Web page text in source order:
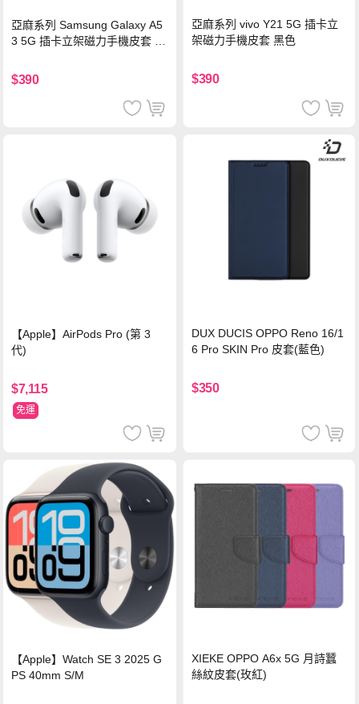
亞麻系列 Samsung Galaxy A5
3 5G 插卡立架磁力手機皮套 藍
$390
亞麻系列 vivo Y21 5G 插卡立
架磁力手機皮套 黑色
$390
【Apple】AirPods Pro (第 3
代)
$7,115
免運
DUX DUCIS OPPO Reno 16/1
6 Pro SKIN Pro 皮套(藍色)
$350
【Apple】Watch SE 3 2025 G
PS 40mm S/M
XIEKE OPPO A6x 5G 月詩蠶
絲紋皮套(玫紅)